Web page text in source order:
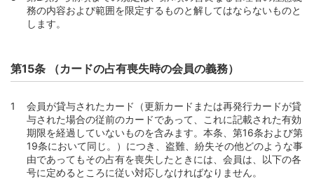
務の内容および範囲を限定するものと解してはならないものと
します。
第15条 （カードの占有喪失時の会員の義務）
会員が貸与されたカード（更新カードまたは再発行カードが貸
与された場合の従前のカードであって、これに記載された有効
期限を経過していないものを含みます。本条、第16条および第
19条において同じ。）につき、盗難、紛失その他どのような事
由であってもその占有を喪失したときには、会員は、以下の各
号に定めるところに従い対応しなければなりません。